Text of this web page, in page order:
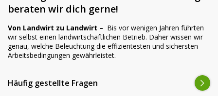
Wir helfen dir gerne weiter!
Noch Fragen?Kontaktiere uns– wir helfen dir schnell
weiter.
du auf einen Blick die passenden Scheinwerfer für dein
beraten wir dich gerne!
Von Landwirt zu Landwirt – Bis vor wenigen Jahren führten
wir selbst einen landwirtschaftlichen Betrieb. Daher wissen wir
genau, welche Beleuchtung die effizientesten und sichersten
Arbeitsbedingungen gewährleistet.
Häufig gestellte Fragen